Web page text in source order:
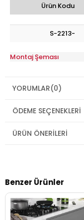
Ürün Kodu
S-2213-
Montaj Şeması
YORUMLAR(0)
ÖDEME SEÇENEKLERI
ÜRÜN ÖNERILERI
Benzer Ürünler